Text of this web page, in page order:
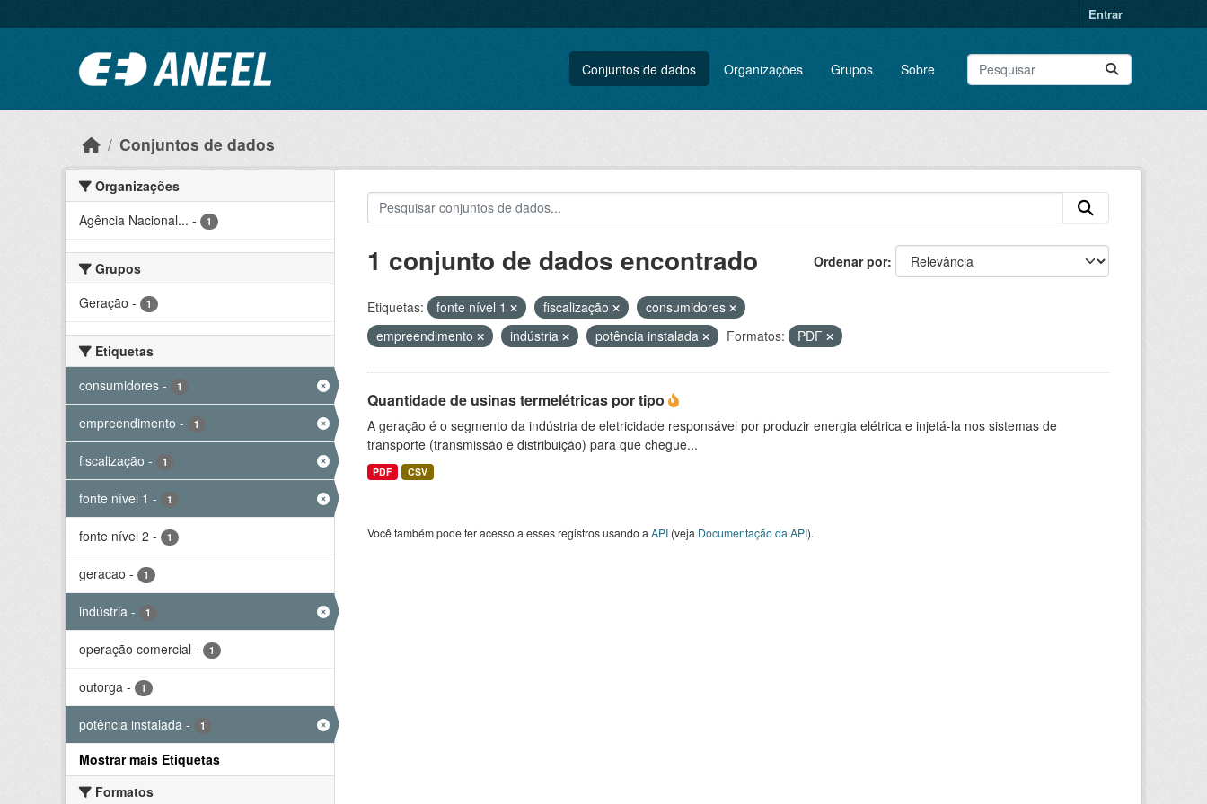
Entrar
Conjuntos de dados Organizações Grupos Sobre
Conjuntos de dados
Organizações
Agência Nacional... - 1
Grupos
Geração - 1
Etiquetas
consumidores - 1
empreendimento - 1
fiscalização - 1
fonte nível 1 - 1
fonte nível 2 - 1
geracao - 1
indústria - 1
operação comercial - 1
outorga - 1
potência instalada - 1
Mostrar mais Etiquetas
Formatos
Ordenar por
1 conjunto de dados encontrado
Etiquetas: fonte nível 1 fiscalização
consumidores
empreendimento
indústria potência instalada Formatos: PDF
Quantidade de usinas termelétricas por tipo
A geração é o segmento da indústria de eletricidade responsável por produzir energia elétrica e injetá-la nos sistemas de
transporte (transmissão e distribuição) para que chegue...
PDF CSV
Você também pode ter acesso a esses registros usando a API(veja Documentação da API).